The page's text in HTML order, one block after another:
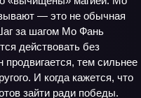
— это не обычная
за шагом Мо Фань
действовать без
тем сильнее
И когда кажется, что
зайти ради победы.